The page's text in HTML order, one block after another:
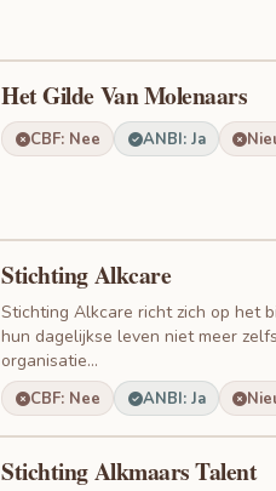
Het Gilde Van Molenaars
CBF: Nee ANBI: Ja
Stichting Alkcare
Stichting Alkcare richt zich op het
hun dagelijkse leven niet meer
organisatie...
CBF: Nee ANBI: Ja
Stichting Alkmaars Talent